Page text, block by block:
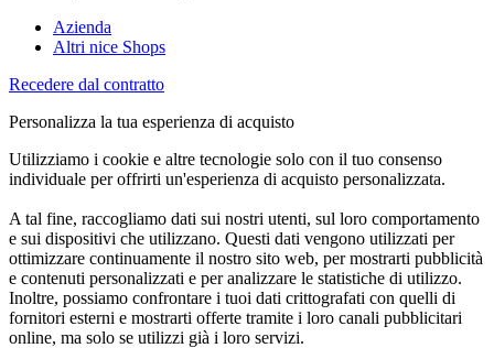
Azienda
Altri nice Shops
Recedere dal contratto
Personalizza la tua esperienza di acquisto
Utilizziamo i cookie e altre tecnologie solo con il tuo consenso
individuale per offrirti un'esperienza di acquisto personalizzata.
A tal fine, raccogliamo dati sui nostri utenti, sul loro comportamento
e sui dispositivi che utilizzano. Questi dati vengono utilizzati per
ottimizzare continuamente il nostro sito web, per mostrarti pubblicità
e contenuti personalizzati e per analizzare le statistiche di utilizzo.
Inoltre, possiamo confrontare i tuoi dati crittografati con quelli di
fornitori esterni e mostrarti offerte tramite i loro canali pubblicitari
online, ma solo se utilizzi già i loro servizi.